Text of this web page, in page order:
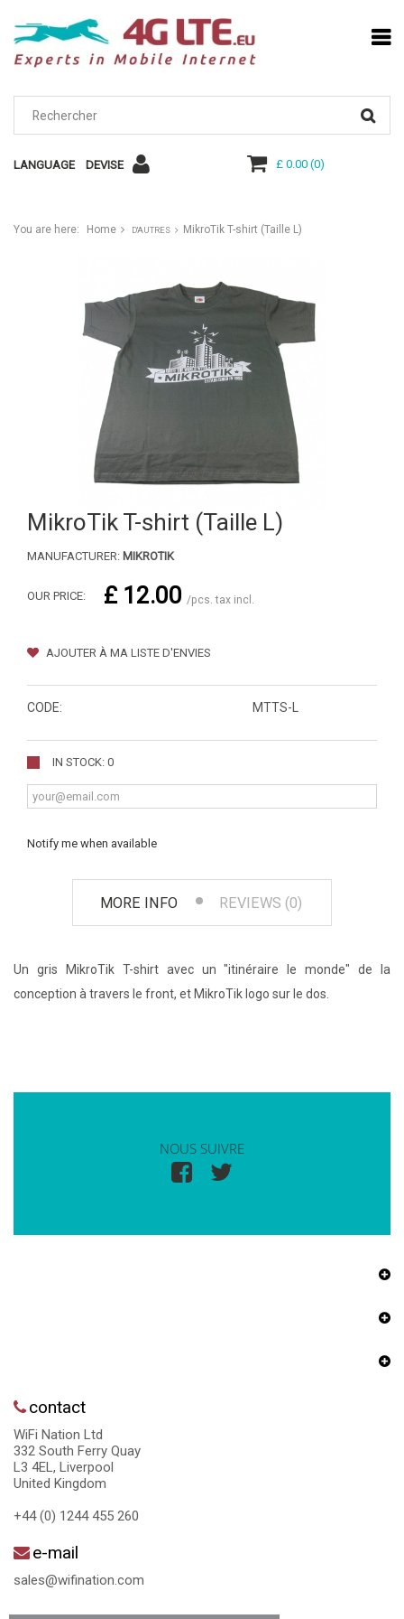
LANGUAGE DEVISE £ 0.00(0)
You are here: Home D'AUTRES MikroTik T-shirt (Taille L)
MikroTik T-shirt (Taille L)
MANUFACTURER: MIKROTIK
OUR PRICE: £ 12.00 /pcs. tax incl.
AJOUTER À MA LISTE D'ENVIES
CODE: MTTS-L
IN STOCK: 0
Notify me when available
MORE INFO REVIEWS (0)
Un gris MikroTik T-shirt avec un "itinéraire le monde" de la
conception à travers le front, et MikroTik logo sur le dos.
NOUS SUIVRE
contact
WiFi Nation Ltd
332 South Ferry Quay
L3 4EL, Liverpool
United Kingdom
+44 (0) 1244 455 260
e-mail
sales@wifination.com